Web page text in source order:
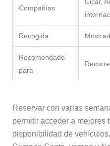
Compañías
Recogida
Recomendado
para
Reservar con varias
permitir acceder a mejores
disponibilidad de